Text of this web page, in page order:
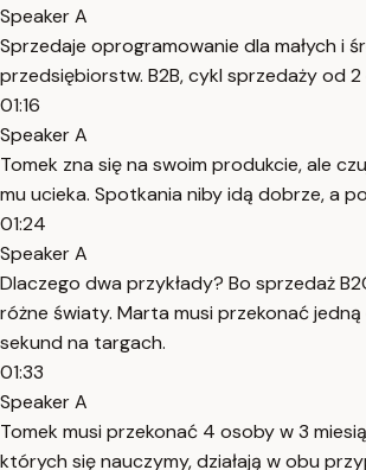
Speaker A
Sprzedaje oprogramowanie dla małych i
przedsiębiorstw. B2B, cykl sprzedaży od 2
01:16
Speaker A
Tomek zna się na swoim produkcie, ale
mu ucieka. Spotkania niby idą dobrze, a
01:24
Speaker A
Dlaczego dwa przykłady? Bo sprzedaż
różne światy. Marta musi przekonać
sekund na targach.
01:33
Speaker A
Tomek musi przekonać 4 osoby w 3
których się nauczymy, działają w obu